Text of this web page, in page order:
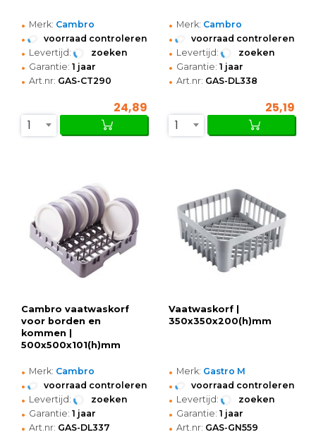
• Merk: Cambro
• voorraad controleren
• Levertijd: zoeken
• Garantie: 1 jaar
• Art.nr: GAS-CT290
24,89
1
• Merk: Cambro
• voorraad controleren
• Levertijd: zoeken
• Garantie: 1 jaar
• Art.nr: GAS-DL338
25,19
1
Cambro vaatwaskorf
voor borden en
kommen |
500x500x101(h)mm
• Merk: Cambro
• voorraad controleren
• Levertijd: zoeken
• Garantie: 1 jaar
• Art.nr: GAS-DL337
Vaatwaskorf |
350x350x200(h)mm
• Merk: Gastro M
• voorraad controleren
• Levertijd: zoeken
• Garantie: 1 jaar
• Art.nr: GAS-GN559